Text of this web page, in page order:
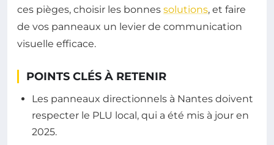
ces pièges, choisir les bonnes solutions, et faire
de vos panneaux un levier de communication
visuelle efficace.
POINTS CLÉS À RETENIR
Les panneaux directionnels à Nantes doivent
respecter le PLU local, qui a été mis à jour en
2025.